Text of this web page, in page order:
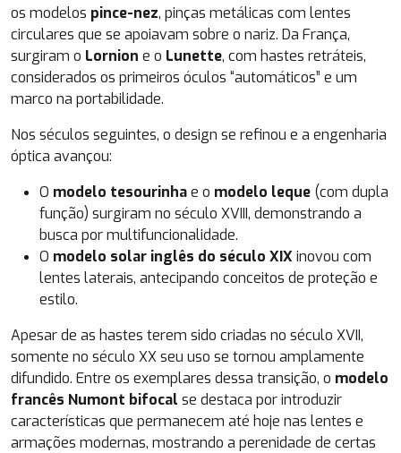
os modelos pince-nez, pinças metálicas com lentes
circulares que se apoiavam sobre o nariz. Da França,
surgiram o Lornion e o Lunette, com hastes retráteis,
considerados os primeiros óculos “automáticos” e um
marco na portabilidade.
Nos séculos seguintes, o design se refinou e a engenharia
óptica avançou:
O modelo tesourinhae o modelo leque (com dupla
função) surgiram no século XVIII, demonstrando a
busca por multifuncionalidade.
O modelo solar inglês do século XIX inovou com
lentes laterais, antecipando conceitos de proteção e
estilo.
Apesar de as hastes terem sido criadas no século XVII,
somente no século XX seu uso se tornou amplamente
difundido. Entre os exemplares dessa transição, o modelo
francês Numont bifocal se destaca por introduzir
características que permanecem até hoje nas lentes e
armações modernas, mostrando a perenidade de certas